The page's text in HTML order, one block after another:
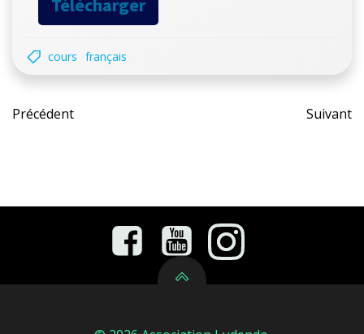
Télécharger
cours français
Post
Précédent Suivant